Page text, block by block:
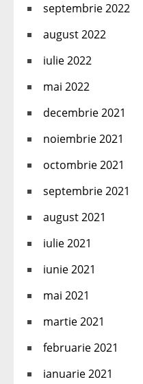
septembrie 2022
august 2022
iulie 2022
mai 2022
decembrie 2021
noiembrie 2021
octombrie 2021
septembrie 2021
august 2021
iulie 2021
iunie 2021
mai 2021
martie 2021
februarie 2021
ianuarie 2021